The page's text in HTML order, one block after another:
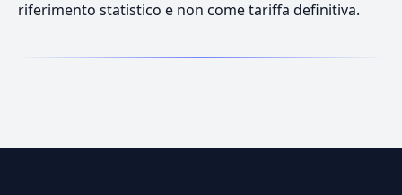
riferimento statistico e non come tariffa definitiva.